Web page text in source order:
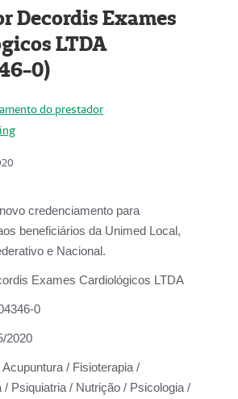
Decordis Exames
LTDA
0)
do prestador
credenciamento para
beneficiários da Unimed Local,
e Nacional.
Exames Cardiológicos LTDA
0
2020
Acupuntura / Fisioterapia /
/ Psiquiatria / Nutrição / Psicologia /